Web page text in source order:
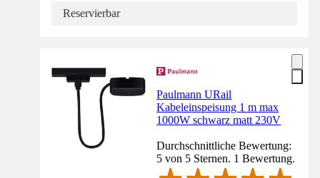
Reservierbar
Paulmann URail
Kabeleinspeisung 1 m max
1000W schwarz matt 230V
Durchschnittliche Bewertung:
5 von 5 Sternen. 1 Bewertung.